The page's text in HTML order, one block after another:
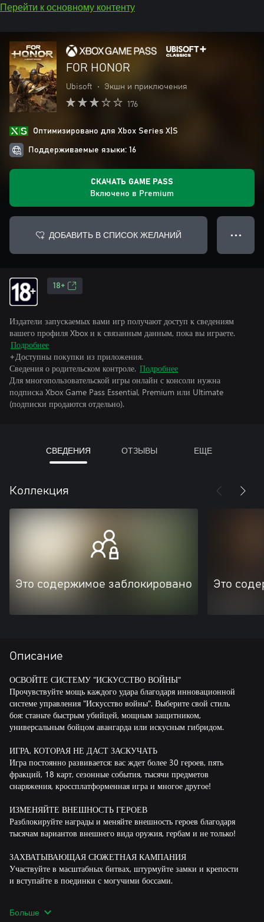
Перейти к основному контенту
FOR HONOR
Ubisoft • Экшн и приключения
176
Оптимизировано для Xbox Series X|S
Поддерживаемые языки: 16
СКАЧАТЬ GAME PASS
Включено в Premium
ДОБАВИТЬ В СПИСОК ЖЕЛАНИЙ ● ● ●
18+
Издатели запускаемых вами игр получают доступ к сведениям
вашего профиля Xbox и к связанным данным, пока вы играете.
Подробнее
+Доступны покупки из приложения.
Сведения о родительском контроле. Подробнее
Для многопользовательской игры онлайн с консоли нужна
подписка Xbox Game Pass Essential, Premium или Ultimate
(подписки продаются отдельно).
СВЕДЕНИЯ ОТЗЫВЫ ЕЩЕ
Коллекция
Это содержимое заблокировано Это
Описание
ОСВОЙТЕ СИСТЕМУ "ИСКУССТВО ВОЙНЫ"
Прочувствуйте мощь каждого удара благодаря инновационной
системе управления "Искусство войны". Выберите свой стиль
боя: станьте быстрым убийцей, мощным защитником,
универсальным бойцом авангарда или искусным гибридом.
ИГРА, КОТОРАЯ НЕ ДАСТ ЗАСКУЧАТЬ
Игра постоянно развивается: вас ждет более 30 героев, пять
фракций, 18 карт, сезонные события, тысячи предметов
снаряжения, кроссплатформенная игра и многое другое!
ИЗМЕНЯЙТЕ ВНЕШНОСТЬ ГЕРОЕВ
Разблокируйте награды и меняйте внешность героев благодаря
тысячам вариантов внешнего вида оружия, гербам и не только!
ЗАХВАТЫВАЮЩАЯ СЮЖЕТНАЯ КАМПАНИЯ
Участвуйте в масштабных битвах, штурмуйте замки и крепости
и вступайте в поединки с могучими боссами.
Выберите издание Ultimate Edition, включающее 12
Больше